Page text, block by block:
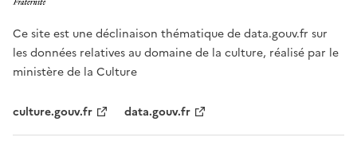
Ce site est une déclinaison thématique de data.gouv.fr sur
les données relatives au domaine de la culture, réalisé par le
ministère de la Culture
culture.gouv.fr data.gouv.fr